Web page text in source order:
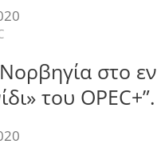
στο
του OPEC+”.